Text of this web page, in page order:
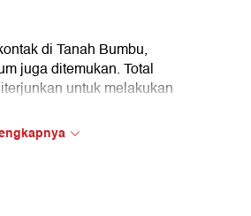
di Tanah Bumbu,
juga ditemukan. Total
untuk melakukan
BK117-D3
dari Bandara Gusti
Bandara Tjilik
tersebut diketahui